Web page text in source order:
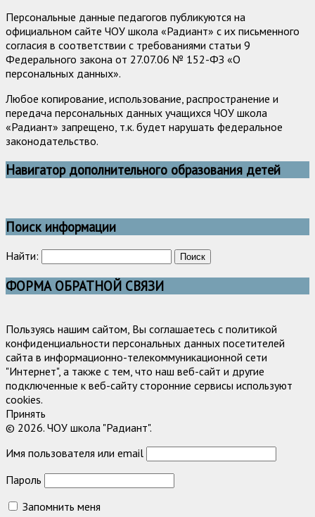
Персональные данные педагогов публикуются на
официальном сайте ЧОУ школа «Радиант» с их письменного
согласия в соответствии с требованиями статьи 9
Федерального закона от 27.07.06 № 152-ФЗ «О
персональных данных».
Любое копирование, использование, распространение и
передача персональных данных учащихся ЧОУ школа
«Радиант» запрещено, т.к. будет нарушать федеральное
законодательство.
Навигатор дополнительного образования детей
Поиск информации
Найти:
ФОРМА ОБРАТНОЙ СВЯЗИ
Пользуясь нашим сайтом, Вы соглашаетесь с политикой
конфиденциальности персональных данных посетителей
сайта в информационно-телекоммуникационной сети
"Интернет", а также с тем, что наш веб-сайт и другие
подключенные к веб-сайту сторонние сервисы используют
cookies.
Принять
© 2026. ЧОУ школа "Радиант".
Имя пользователя или email
Пароль
Запомнить меня